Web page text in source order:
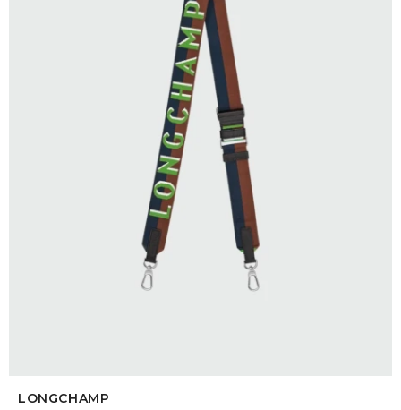
LONGCHAMP